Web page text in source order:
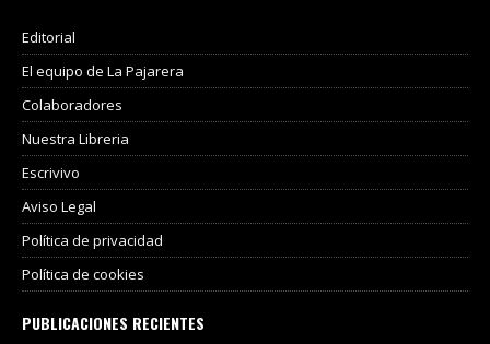
Editorial
El equipo de La Pajarera
Colaboradores
Nuestra Libreria
Escrivivo
Aviso Legal
Política de privacidad
Política de cookies
PUBLICACIONES RECIENTES